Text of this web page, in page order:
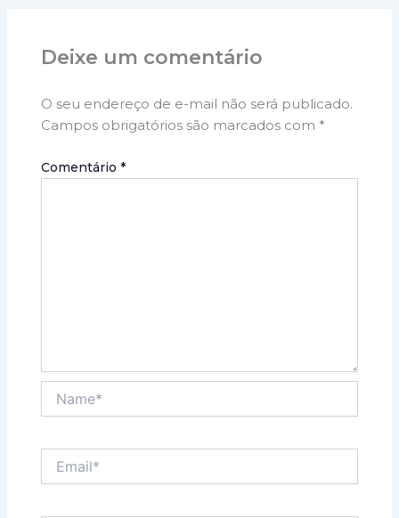
Deixe um comentário
O seu endereço de e-mail não será publicado.
Campos obrigatórios são marcados com *
Comentário *